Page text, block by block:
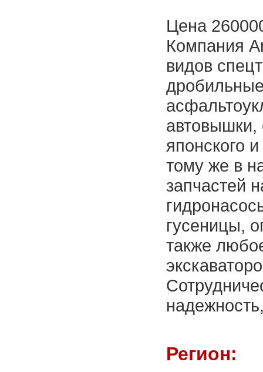
Цена
Компания
видов
автовышки,
японского
тому же в
запчастей
гусеницы,
также
Регион: